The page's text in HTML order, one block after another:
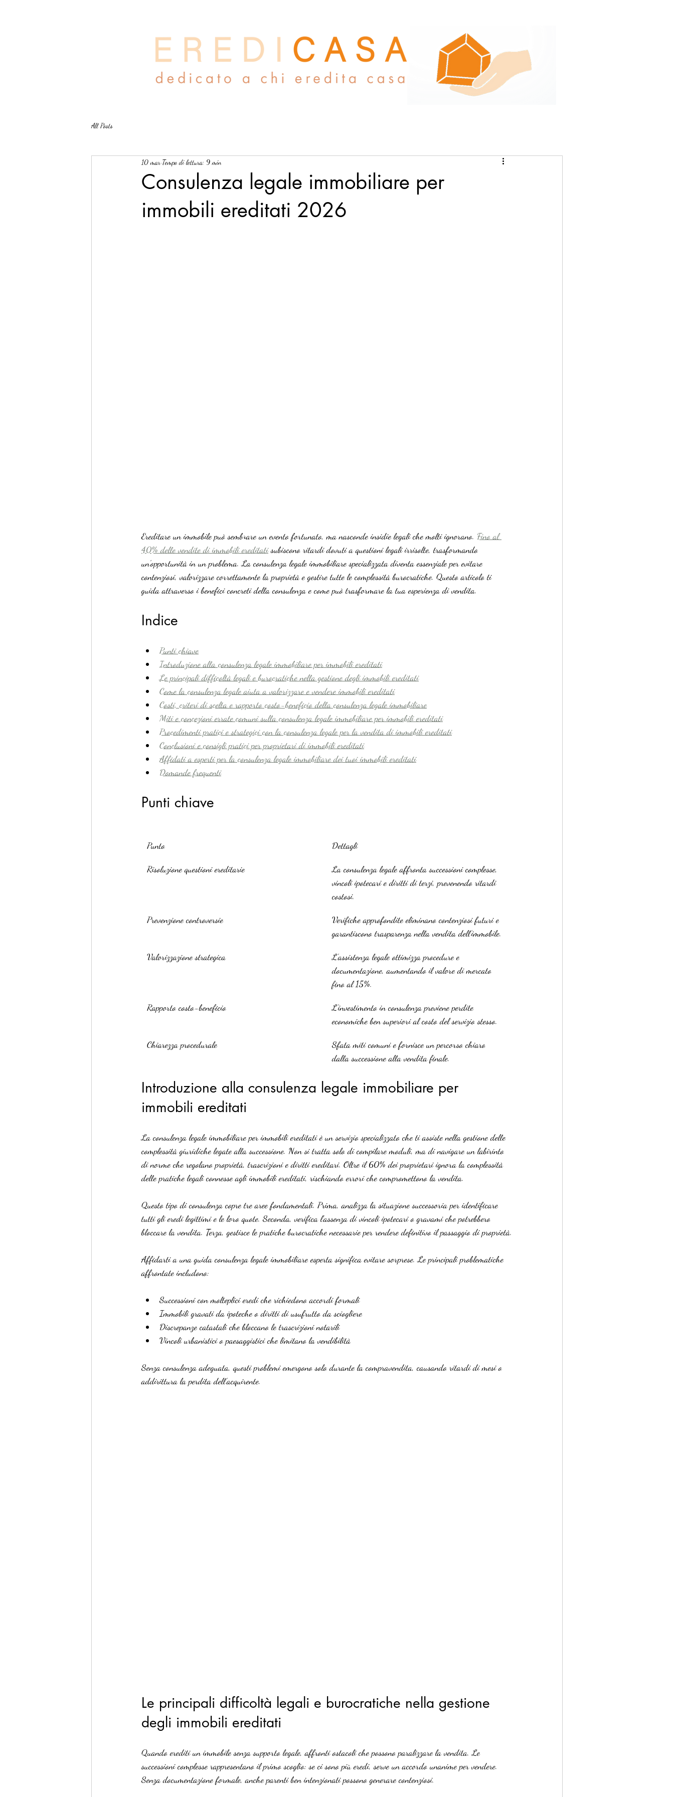
All Posts
Consulenza legale immobiliare per
immobili ereditati 2026
10 mar Tempo di lettura: 9 min
Ereditare un immobile può sembrare un evento fortunato, ma nasconde insidie legali che molti ignorano. Fino al
40% delle vendite di immobili ereditati subiscono ritardi dovuti a questioni legali irrisolte, trasformando
un’opportunità in un problema. La consulenza legale immobiliare specializzata diventa essenziale per evitare
contenziosi, valorizzare correttamente la proprietà e gestire tutte le complessità burocratiche. Questo articolo ti
guida attraverso i benefici concreti della consulenza e come può trasformare la tua esperienza di vendita.
Indice
Punti chiave
Introduzione alla consulenza legale immobiliare per immobili ereditati
Le principali difficoltà legali e burocratiche nella gestione degli immobili ereditati
Come la consulenza legale aiuta a valorizzare e vendere immobili ereditati
Costi, criteri di scelta e rapporto costo-beneficio della consulenza legale immobiliare
Miti e concezioni errate comuni sulla consulenza legale immobiliare per immobili ereditati
Procedimenti pratici e strategici con la consulenza legale per la vendita di immobili ereditati
Conclusioni e consigli pratici per proprietari di immobili ereditati
Affidati a esperti per la consulenza legale immobiliare dei tuoi immobili ereditati
Domande frequenti
Punti chiave
Punto Dettagli
Risoluzione questioni ereditarie
La consulenza legale affronta successioni complesse,
vincoli ipotecari e diritti di terzi, prevenendo ritardi
costosi.
Prevenzione controversie
Verifiche approfondite eliminano contenziosi futuri e
garantiscono trasparenza nella vendita dell’immobile.
Valorizzazione strategica
L’assistenza legale ottimizza procedure e
documentazione, aumentando il valore di mercato
fino al 15%.
Rapporto costo-beneficio
L’investimento in consulenza previene perdite
economiche ben superiori al costo del servizio stesso.
Chiarezza procedurale
Sfata miti comuni e fornisce un percorso chiaro
dalla successione alla vendita finale.
Introduzione alla consulenza legale immobiliare per
immobili ereditati
La consulenza legale immobiliare per immobili ereditati è un servizio specializzato che ti assiste nella gestione delle
complessità giuridiche legate alla successione. Non si tratta solo di compilare moduli, ma di navigare un labirinto
di norme che regolano proprietà, trascrizioni e diritti ereditari. Oltre il 60% dei proprietari ignora la complessità
delle pratiche legali connesse agli immobili ereditati, rischiando errori che compromettono la vendita.
Questo tipo di consulenza copre tre aree fondamentali. Prima, analizza la situazione successoria per identificare
tutti gli eredi legittimi e le loro quote. Seconda, verifica l’assenza di vincoli ipotecari o gravami che potrebbero
bloccare la vendita. Terza, gestisce le pratiche burocratiche necessarie per rendere definitivo il passaggio di proprietà.
Affidarti a una guida consulenza legale immobiliare esperta significa evitare sorprese. Le principali problematiche
affrontate includono:
Successioni con molteplici eredi che richiedono accordi formali
Immobili gravati da ipoteche o diritti di usufrutto da sciogliere
Discrepanze catastali che bloccano le trascrizioni notarili
Vincoli urbanistici o paesaggistici che limitano la vendibilità
Senza consulenza adeguata, questi problemi emergono solo durante la compravendita, causando ritardi di mesi o
addirittura la perdita dell’acquirente.
Le principali difficoltà legali e burocratiche nella gestione
degli immobili ereditati
Quando erediti un immobile senza supporto legale, affronti ostacoli che possono paralizzare la vendita. Le
successioni complesse rappresentano il primo scoglio: se ci sono più eredi, serve un accordo unanime per vendere.
Senza documentazione formale, anche parenti ben intenzionati possono generare contenziosi.